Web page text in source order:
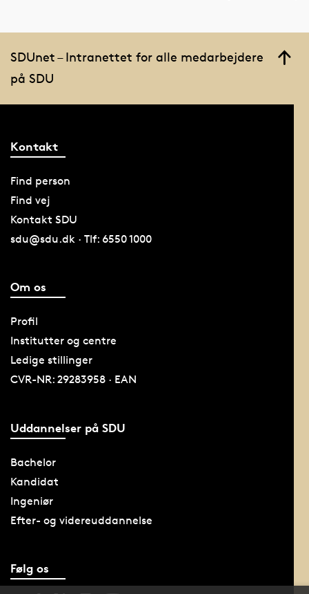
SDUnet – Intranettet for alle medarbejdere
på SDU
Kontakt
Find person
Find vej
Kontakt SDU
sdu@sdu.dk · Tlf: 6550 1000
Om os
Profil
Institutter og centre
Ledige stillinger
CVR-NR: 29283958 · EAN
Uddannelser på SDU
Bachelor
Kandidat
Ingeniør
Efter- og videreuddannelse
Følg os